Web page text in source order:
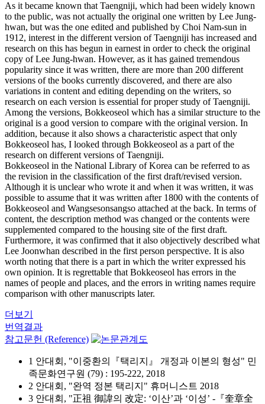
As it became known that Taengniji, which had been widely known
to the public, was not actually the original one written by Lee Jung-
hwan, but was the one edited and published by Choi Nam-sun in
1912, interest in the different version of Taengniji has increased and
research on this has begun in earnest in order to check the original
copy of Lee Jung-hwan. However, as it has gained tremendous
popularity since it was written, there are more than 200 different
versions of the books currently discovered, and there are also
variations in content and editing depending on the writers, so
research on each version is essential for proper study of Taengniji.
Among the versions, Bokkeoseol which has a similar structure to the
original is a good version to compare with the original version. In
addition, because it also shows a characteristic aspect that only
Bokkeoseol has, I looked through Bokkeoseol as a part of the
research on different versions of Taengniji.
Bokkeoseol in the National Library of Korea can be referred to as
the revision in the classification of the first draft/revised version.
Although it is unclear who wrote it and when it was written, it was
possible to assume that it was written after 1800 with the contents of
Bokkeoseol and Wangsesonsangso attached at the back. In terms of
content, the description method was changed or the contents were
supplemented compared to the housing site of the first draft.
Furthermore, it was confirmed that it also objectively described what
Lee Joonwhan described in the first person perspective. It is also
worth noting that there is a part in which the writer expressed his
own opinion. It is regrettable that Bokkeoseol has errors in the
names of people and places, and the errors in writing names require
comparison with other manuscripts later.
더보기
번역결과
참고문헌 (Reference)
1 안대회, "이중환의『택리지』 개정과 이본의 형성" 민
족문화연구원 (79) : 195-222, 2018
2 안대회, "완역 정본 택리지" 휴머니스트 2018
3 안대회, "正祖 御諱의 改定: ‘이산’과 ‘이성’ -『奎章全